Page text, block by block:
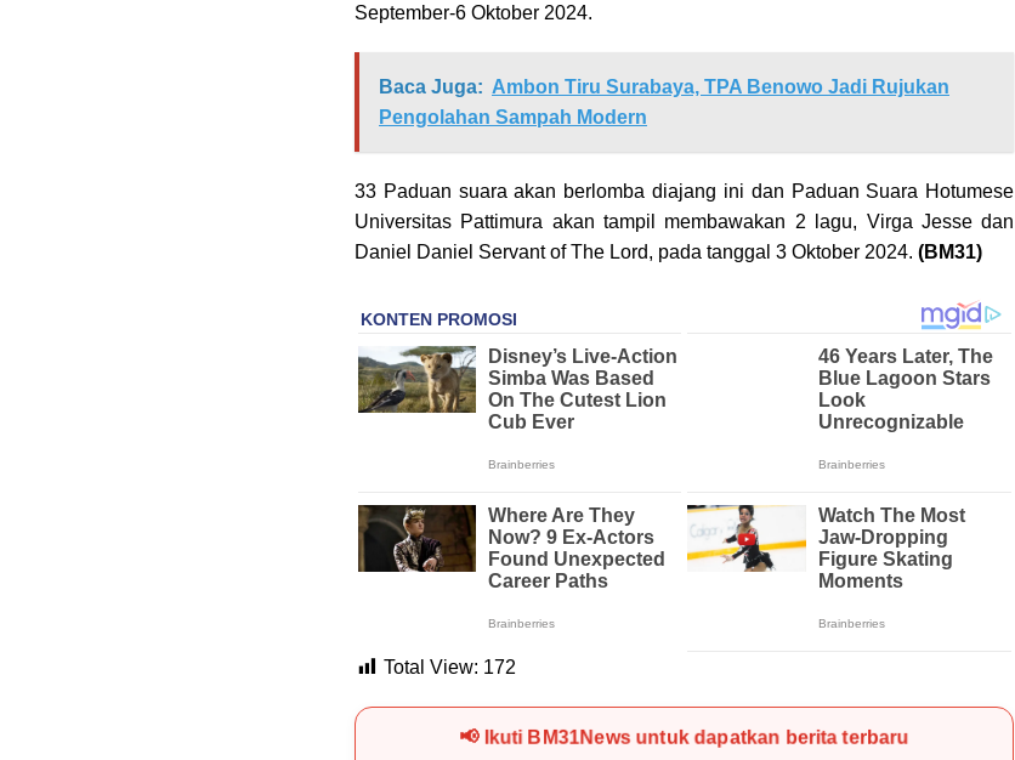
September-6 Oktober 2024.
Baca Juga: Ambon Tiru Surabaya, TPA Benowo Jadi Rujukan
Pengolahan Sampah Modern
33 Paduan suara akan berlomba diajang ini dan Paduan Suara Hotumese
Universitas Pattimura akan tampil membawakan 2 lagu, Virga Jesse dan
Daniel Daniel Servant of The Lord, pada tanggal 3 Oktober 2024. (BM31)
Total View: 172
📢 Ikuti BM31News untuk dapatkan berita terbaru